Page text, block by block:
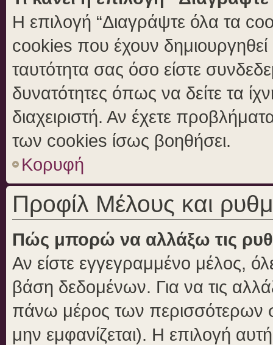
Η επιλογή “Διαγράψτε όλα τα
cookies που έχουν
ταυτότητα σας όσο είστε
δυνατότητες όπως να δείτε τα
διαχειριστή. Αν έχετε
των cookies ίσως βοηθήσει.
Κορυφή
Προφίλ Μέλους και
Πώς μπορώ να αλλάξω τις
Αν είστε εγγεγραμμένο μέλος,
βάση δεδομένων. Για να τις
πάνω μέρος των περισσότερων
μην εμφανίζεται). Η επιλογή